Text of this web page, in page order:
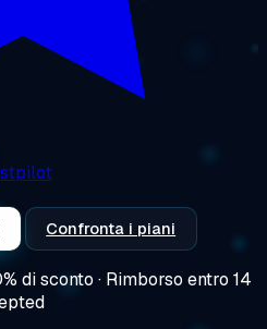
Confronta i piani
di sconto · Rimborso entro 14